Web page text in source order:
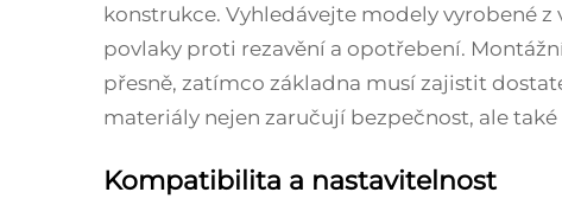
konstrukce. Vyhledávejte modely vyrobené z
povlaky proti rezavění a opotřebení.
přesně, zatímco základna musí zajistit
materiály nejen zaručují bezpečnost, ale
Kompatibilita a nastavitelnost